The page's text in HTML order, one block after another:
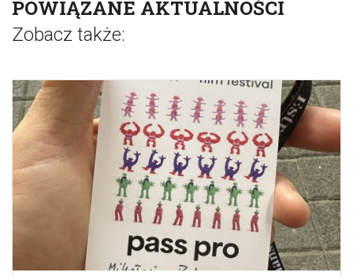
POWIĄZANE AKTUALNOŚCI
Zobacz także: